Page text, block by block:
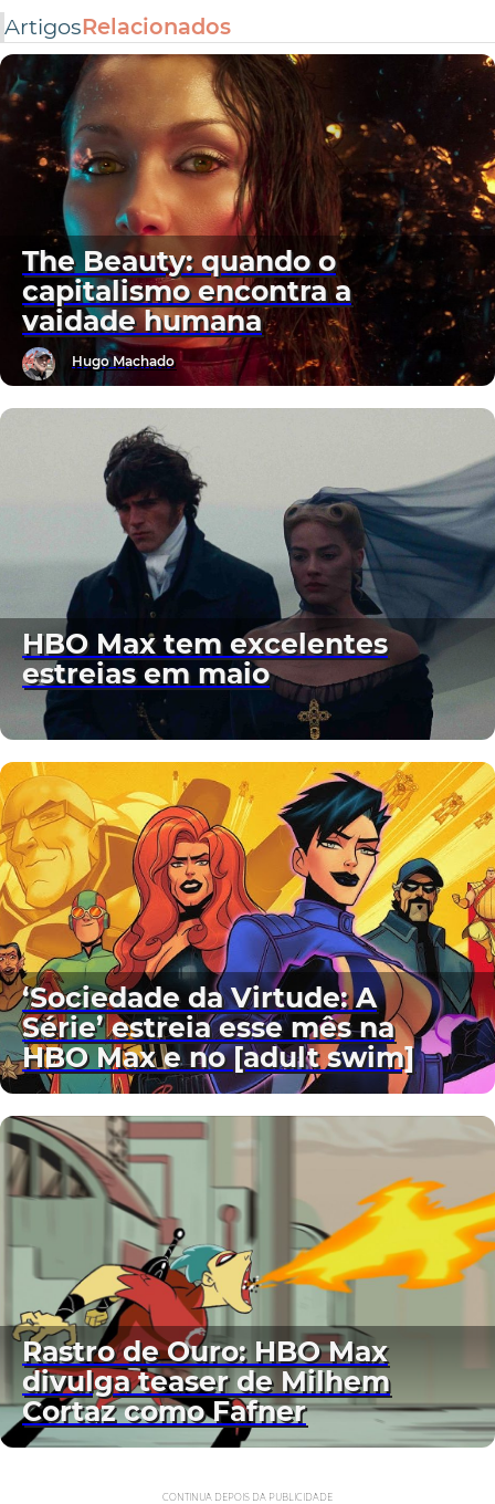
ArtigosRelacionados
The Beauty: quando o
capitalismo encontra a
vaidade humana
Hugo Machado
HBO Max tem excelentes
estreias em maio
‘Sociedade da Virtude: A
Série’ estreia esse mês na
HBO Max e no [adult swim]
Rastro de Ouro: HBO Max
divulga teaser de Milhem
Cortaz como Fafner
CONTINUA DEPOIS DA PUBLICIDADE